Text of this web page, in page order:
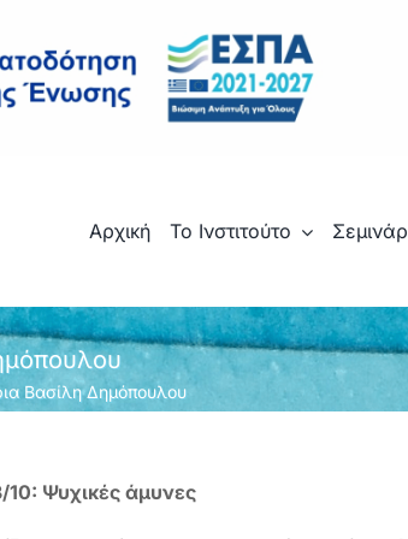
Αρχική Το Ινστιτούτο
Βασίλη Δημόπουλου
10: Ψυχικές άμυνες